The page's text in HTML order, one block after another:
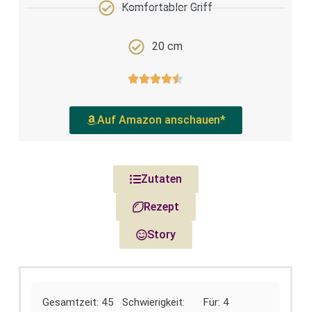
Komfortabler Griff
20 cm
Auf Amazon anschauen*
Zutaten
Rezept
Story
Gesamtzeit: 45
Schwierigkeit:
Für: 4